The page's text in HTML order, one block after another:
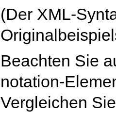
(Der XML-
Beachten Sie
notation-
Vergleichen